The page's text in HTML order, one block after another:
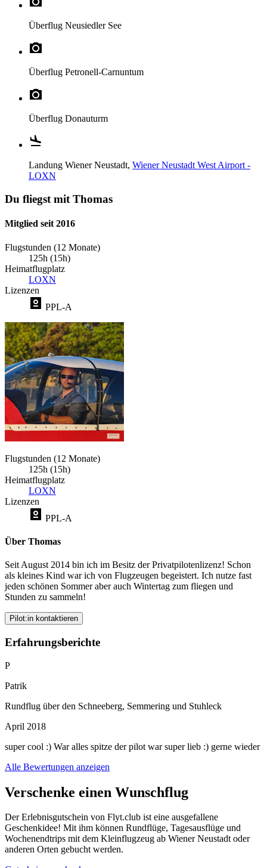
Überflug Neusiedler See
Überflug Petronell-Carnuntum
Überflug Donauturm
Landung Wiener Neustadt, Wiener Neustadt West Airport -
LOXN
Du fliegst mit Thomas
Mitglied seit 2016
Flugstunden (12 Monate)
125h (15h)
Heimatflugplatz
LOXN
Lizenzen
PPL-A
Flugstunden (12 Monate)
125h (15h)
Heimatflugplatz
LOXN
Lizenzen
PPL-A
Über Thomas
Seit August 2014 bin ich im Besitz der Privatpilotenlizenz! Schon
als kleines Kind war ich von Flugzeugen begeistert. Ich nutze fast
jeden schönen Sommer aber auch Wintertag zum fliegen und
Stunden zu sammeln!
Pilot:in kontaktieren
Erfahrungsberichte
P
Patrik
Rundflug über den Schneeberg, Semmering und Stuhleck
April 2018
super cool :) War alles spitze der pilot war super lieb :) gerne wieder
Alle Bewertungen anzeigen
Verschenke einen Wunschflug
Der Erlebnisgutschein von Flyt.club ist eine ausgefallene
Geschenkidee! Mit ihm können Rundflüge, Tagesausflüge und
Wochenendtrips mit dem Kleinflugzeug ab Wiener Neustadt oder
anderen Orten gebucht werden.